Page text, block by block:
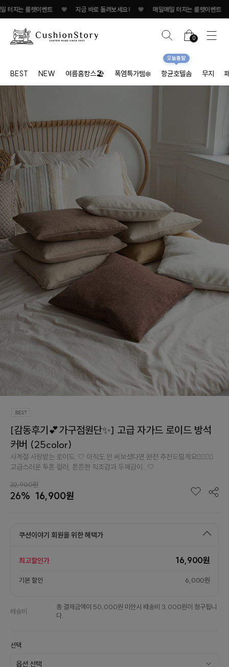
이벤트 ♥ 지금 바로 돌려보세요! ♥ 매일매일 터지는 룰렛이벤트 ♥ 지금
0
BEST NEW 여름홈캉스🏖 폭염특가템❄️ 항균호텔솜
오늘출발
무지
[감동후기💕가구점원단✨] 고급 자가드 로이드 방석
커버 (25color)
사계절 사랑받는 로이드..🤍 아직도 안 써보셨다면 완전 추천드릴게요👉🏻👈🏻
고급스러운 투톤 컬러, 튼튼한 직조감과 두께감이...🤍
22,900원
26% 16,900원
쿠션이야기 회원을 위한 혜택가
최고할인가 16,900원
기본 할인 6,000원
배송비
총 결제금액이 50,000원 미만시 배송비 3,000원이 청구됩니
다.
선택